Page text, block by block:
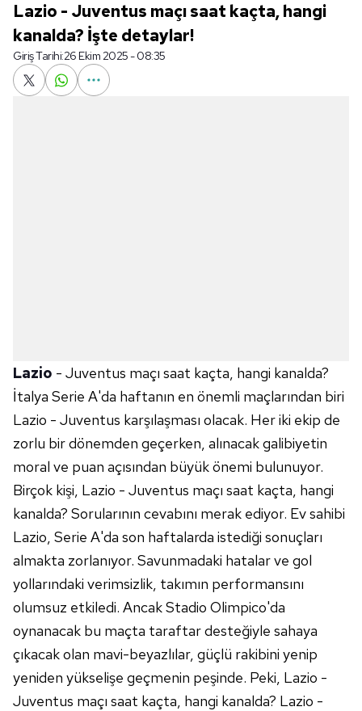
Lazio - Juventus maçı saat kaçta, hangi
kanalda? İşte detaylar!
Giriş Tarihi:26 Ekim 2025 - 08:35
Lazio - Juventus maçı saat kaçta, hangi kanalda?
İtalya Serie A'da haftanın en önemli maçlarından biri
Lazio - Juventus karşılaşması olacak. Her iki ekip de
zorlu bir dönemden geçerken, alınacak galibiyetin
moral ve puan açısından büyük önemi bulunuyor.
Birçok kişi, Lazio - Juventus maçı saat kaçta, hangi
kanalda? Sorularının cevabını merak ediyor. Ev sahibi
Lazio, Serie A'da son haftalarda istediği sonuçları
almakta zorlanıyor. Savunmadaki hatalar ve gol
yollarındaki verimsizlik, takımın performansını
olumsuz etkiledi. Ancak Stadio Olimpico'da
oynanacak bu maçta taraftar desteğiyle sahaya
çıkacak olan mavi-beyazlılar, güçlü rakibini yenip
yeniden yükselişe geçmenin peşinde. Peki, Lazio -
Juventus maçı saat kaçta, hangi kanalda? Lazio -